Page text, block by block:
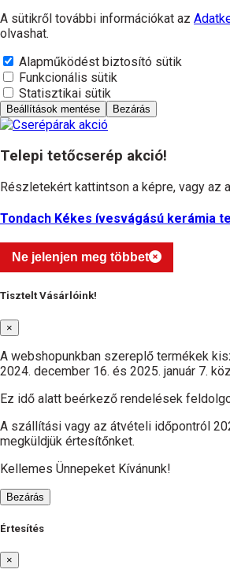
A sütikről további információkat az
olvashat.
Alapműködést biztosító sütik
Funkcionális sütik
Statisztikai sütik
Beállítások mentése Bezárás
Telepi tetőcserép akció!
Részletekért kattintson a képre, vagy az
Tondach Kékes ívesvágású kerámia
Ne jelenjen meg többet
Tisztelt Vásárlóink!
×
A webshopunkban szereplő termékek
2024. december 16. és 2025. január 7.
Ez idő alatt beérkező rendelések
A szállítási vagy az átvételi időpontról
megküldjük értesítőnket.
Kellemes Ünnepeket Kívánunk!
Bezárás
Értesítés
×